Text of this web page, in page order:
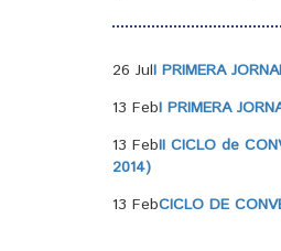
26 JulI PRIMERA
13 FebI PRIMERA
13 FebII CICLO de
2014)
13 FebCICLO DE